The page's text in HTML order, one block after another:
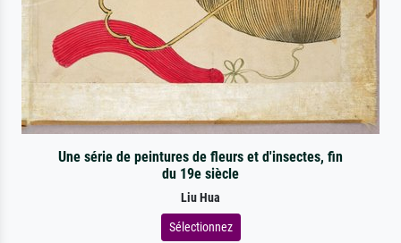
Une série de peintures de fleurs et d'insectes, fin
du 19e siècle
Liu Hua
Sélectionnez